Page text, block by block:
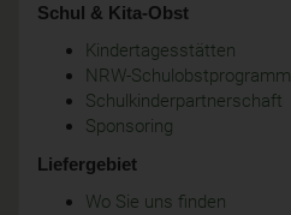
Schul & Kita-Obst
Kindertagesstätten
NRW-Schulobstprogramm
Schulkinderpartnerschaft
Sponsoring
Liefergebiet
Wo Sie uns finden